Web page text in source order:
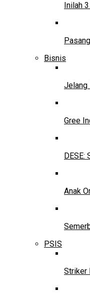
Inilah
Bisnis
Jelang
Gree
Anak
PSIS
Striker